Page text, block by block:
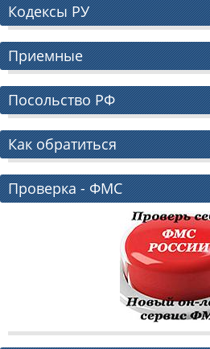
Кодексы РУ
Приемные
Посольство РФ
Как обратиться
Проверка - ФМС